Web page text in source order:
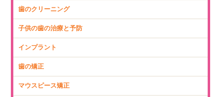
歯のクリーニング
子供の歯の治療と予防
インプラント
歯の矯正
マウスピース矯正